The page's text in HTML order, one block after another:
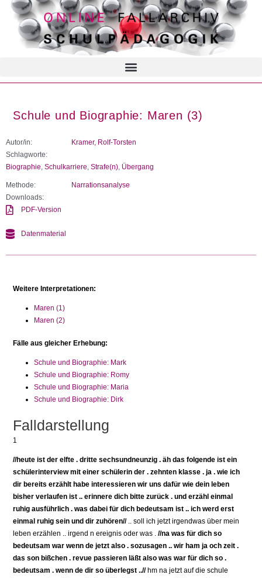
Schule und Biographie: Maren (3)
Autor/in:
Kramer, Rolf-Torsten
Schlagworte:
Biographie Schulkarriere Strafe(n) Übergang
Methode:
Narrationsanalyse
Downloads:
PDF-Version
Datenmaterial
Weitere Interpretationen:
Maren (1)
Maren (2)
Fälle aus gleicher Erhebung:
Schule und Biographie: Mark
Schule und Biographie: Romy
Schule und Biographie: Maria
Schule und Biographie: Dirk
Falldarstellung
1
//heute ist der elfte . dritte sechsundneunzig . äh das folgende ist ein
schülerinterview mit einer schülerin der . zehnten klasse . ja . wie ich
dir bereits erzählt habe interessieren wir uns dafür wie dein leben
bisher verlaufen ist .. erinnere dich bitte zurück . und erzähl einmal
ruhig ausführlich . was dabei für dich bedeutsam ist .. ich werd erst
einmal ruhig sein und dir zuhören//.. soll ich jetzt irgendwas über mein
leben erzählen .. irgend n ereignis oder was .//na was für dich so
bedeutsam war wenn de jetzt also . sozusagen .. wir ham ja och zeit .
das son bißchen . revue passieren läßt also was war für dich so .
bedeutsam . wenn de dir so überlegst ..//hm na jetzt auf die schule